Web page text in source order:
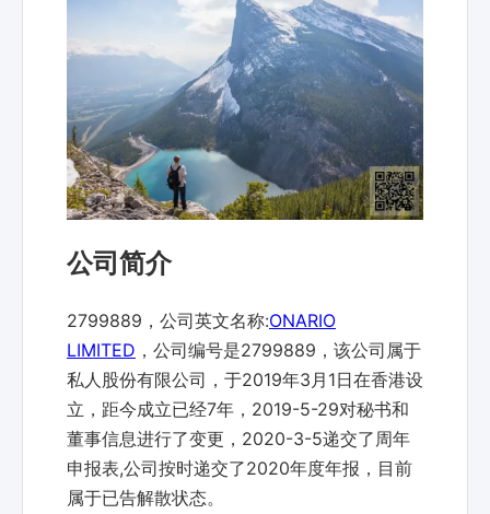
公司简介
2799889，公司英文名称:ONARIO
LIMITED ，公司编号是2799889，该公司属于
私人股份有限公司，于2019年3月1日在香港设
立，距今成立已经7年，2019-5-29对秘书和
董事信息进行了变更，2020-3-5递交了周年
申报表,公司按时递交了2020年度年报，目前
属于已告解散状态。